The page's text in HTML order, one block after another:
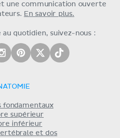
une communication ouverte
En savoir plus.
au quotidien, suivez-nous :
fondamentaux
supérieur
inférieur
et dos